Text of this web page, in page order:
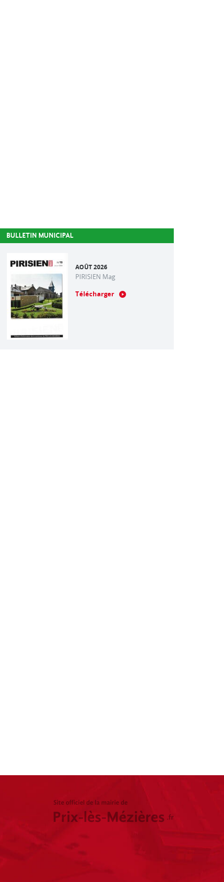
BULLETIN MUNICIPAL
AOÛT 2026
PIRISIEN Mag
Télécharger